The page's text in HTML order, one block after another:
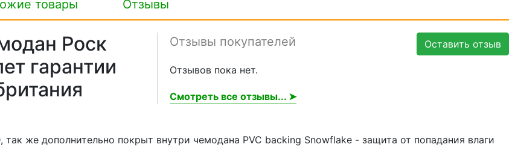
товары Отзывы
Оставить отзыв
Отзывы покупателей
Отзывов пока нет.
Смотреть все отзывы... ➤
Роск
гарантии
так же дополнительно покрыт внутри чемодана PVC backing Snowflake - защита от попадания влаги